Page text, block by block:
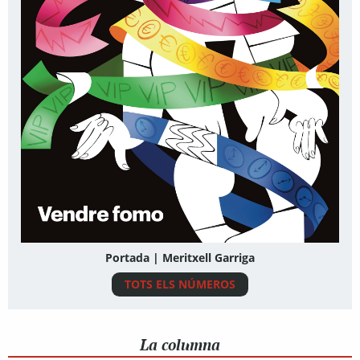
Portada | Meritxell Garriga
TOTS ELS NÚMEROS
La columna